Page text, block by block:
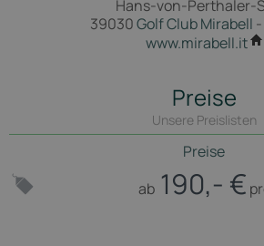
Hans-von-Perthaler-
39030Golf Club Mirabell -
www.mirabell.it
Preise
Unsere Preislisten
Preise
ab 190,- €